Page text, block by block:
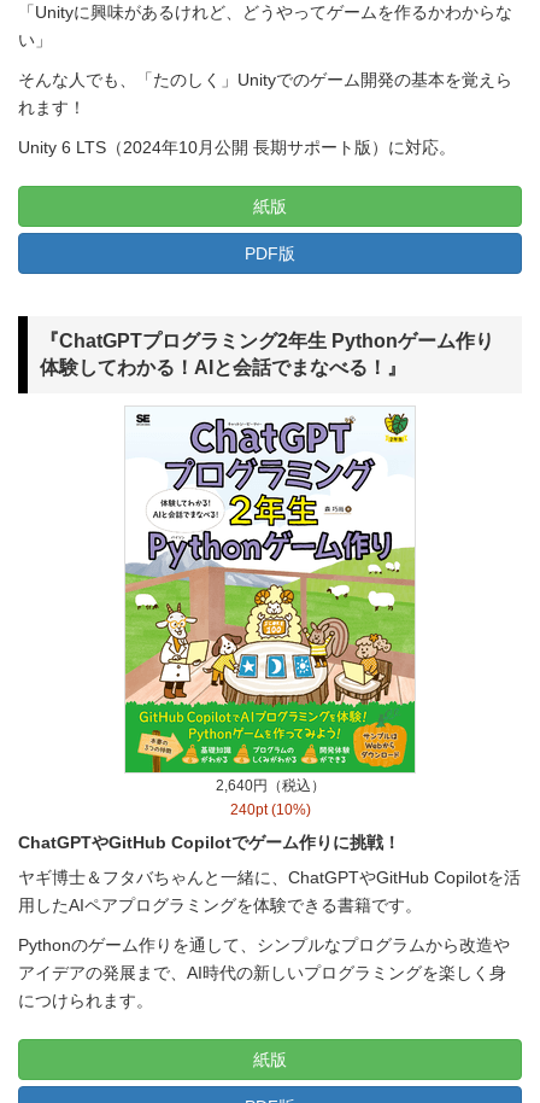
「Unityに興味があるけれど、どうやってゲームを作るかわからな
い」
そんな人でも、「たのしく」Unityでのゲーム開発の基本を覚えら
れます！
Unity 6 LTS（2024年10月公開 長期サポート版）に対応。
紙版
PDF版
『ChatGPTプログラミング2年生 Pythonゲーム作り
体験してわかる！AIと会話でまなべる！』
2,640円（税込）
240pt (10%)
ChatGPTやGitHub Copilotでゲーム作りに挑戦！
ヤギ博士＆フタバちゃんと一緒に、ChatGPTやGitHub Copilotを活
用したAIペアプログラミングを体験できる書籍です。
Pythonのゲーム作りを通して、シンプルなプログラムから改造や
アイデアの発展まで、AI時代の新しいプログラミングを楽しく身
につけられます。
紙版